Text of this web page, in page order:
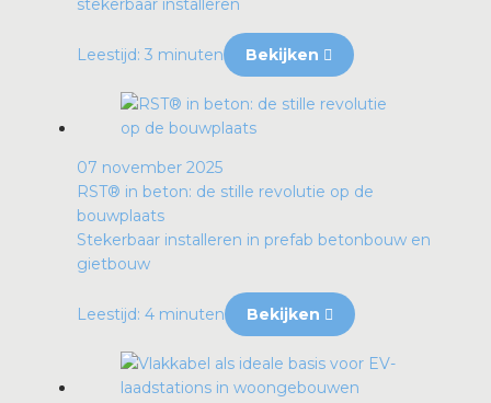
stekerbaar installeren
Leestijd: 3 minuten Bekijken
07 november 2025
RST® in beton: de stille revolutie op de
bouwplaats
Stekerbaar installeren in prefab betonbouw en
gietbouw
Leestijd: 4 minuten Bekijken